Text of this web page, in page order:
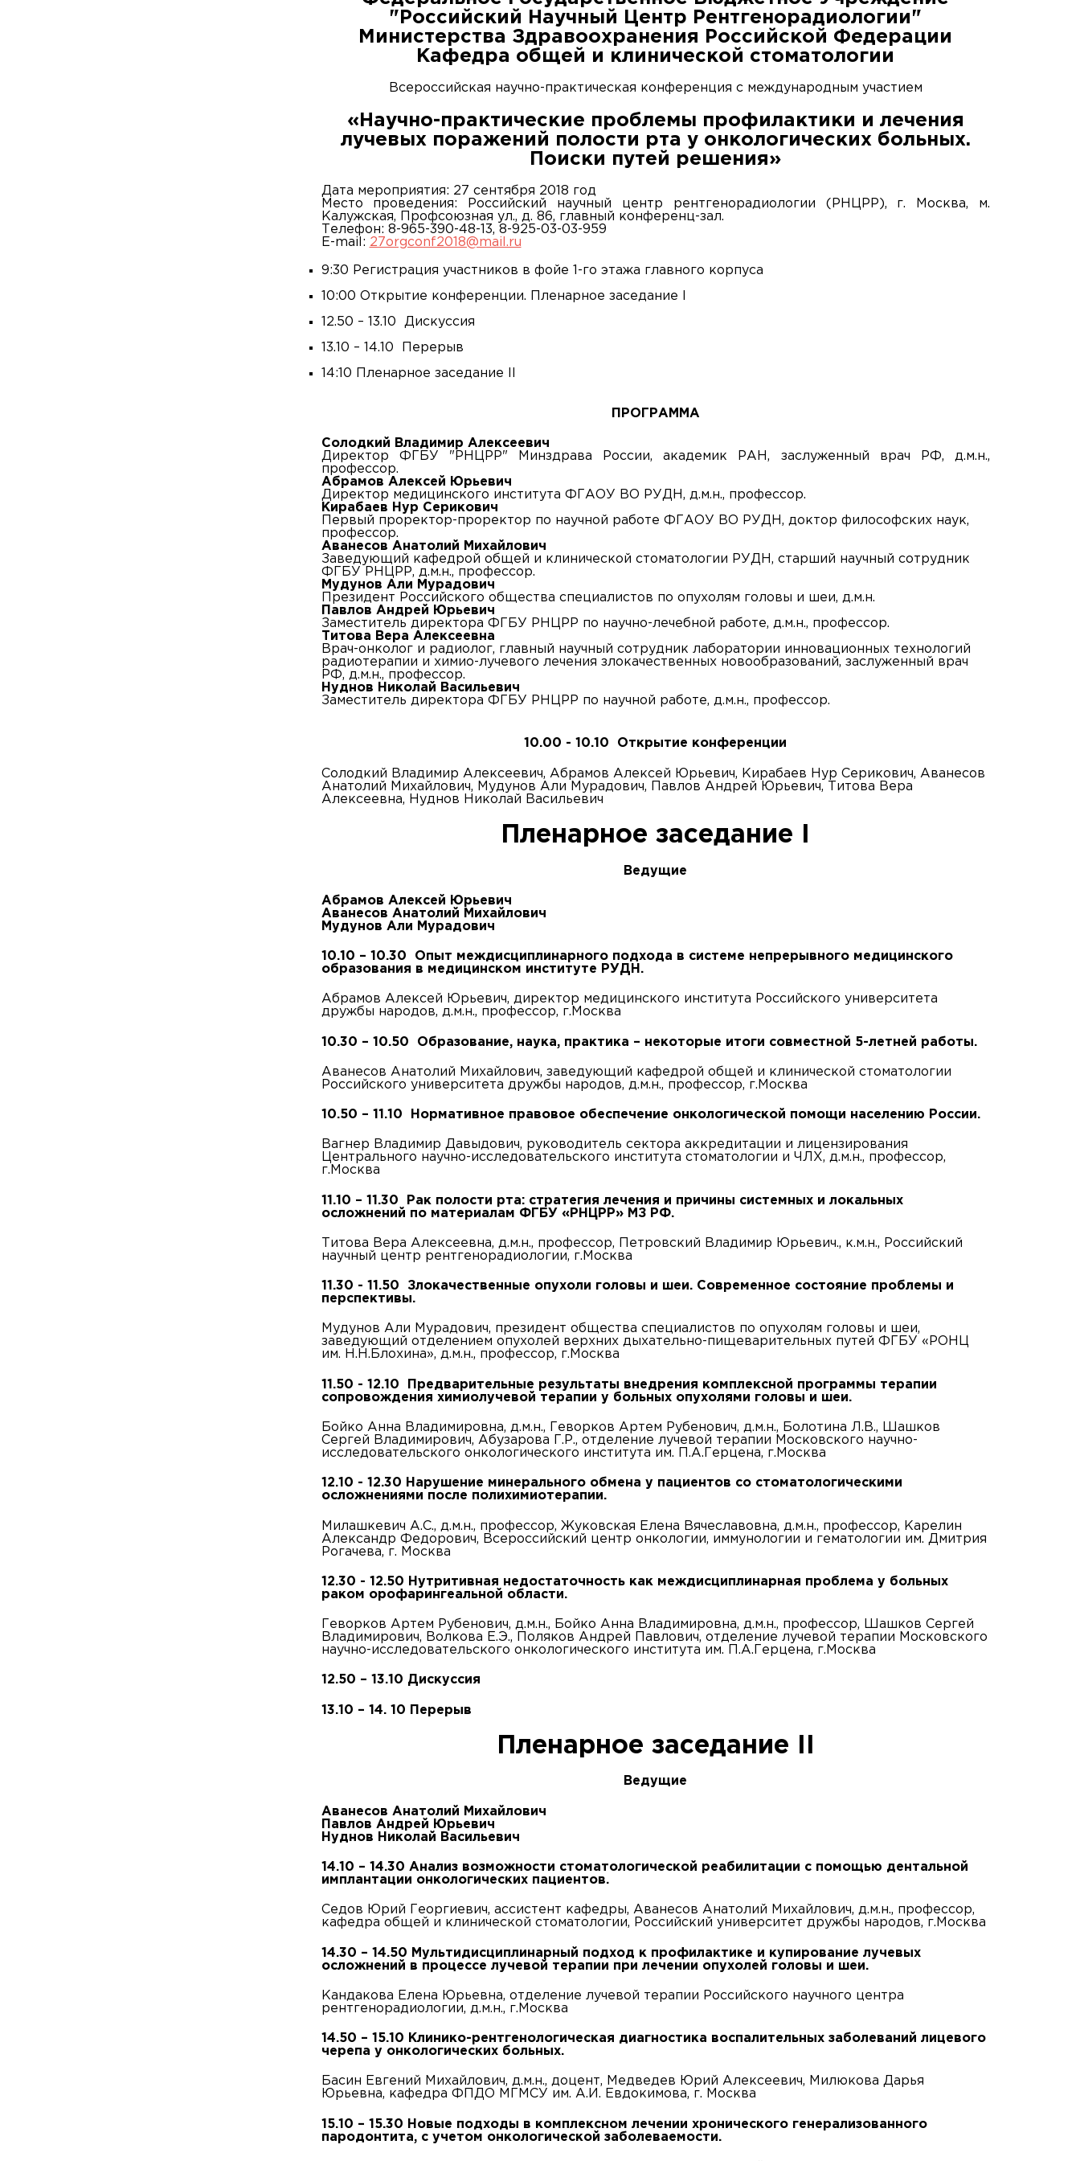
"Российский Научный Центр Рентгенорадиологии"
Министерства Здравоохранения Российской Федерации
Кафедра общей и клинической стоматологии
Всероссийская научно-практическая конференция с международным участием
«Научно-практические проблемы профилактики и лечения
лучевых поражений полости рта у онкологических больных.
Поиски путей решения»
Дата мероприятия: 27 сентября 2018 год
Место проведения: Российский научный центр рентгенорадиологии (РНЦРР), г. Москва, м.
Калужская, Профсоюзная ул., д. 86, главный конференц-зал.
Телефон: 8-965-390-48-13, 8-925-03-03-959
E-mail: 27orgconf2018@mail.ru
9:30 Регистрация участников в фойе 1-го этажа главного корпуса
10:00 Открытие конференции. Пленарное заседание I
12.50 – 13.10 Дискуссия
13.10 – 14.10 Перерыв
14:10 Пленарное заседание II
ПРОГРАММА
Солодкий Владимир Алексеевич
Директор ФГБУ "РНЦРР" Минздрава России, академик РАН, заслуженный врач РФ, д.м.н.,
профессор.
Абрамов Алексей Юрьевич
Директор медицинского института ФГАОУ ВО РУДН, д.м.н., профессор.
Кирабаев Нур Серикович
Первый проректор-проректор по научной работе ФГАОУ ВО РУДН, доктор философских наук,
профессор.
Аванесов Анатолий Михайлович
Заведующий кафедрой общей и клинической стоматологии РУДН, старший научный сотрудник
ФГБУ РНЦРР, д.м.н., профессор.
Мудунов Али Мурадович
Президент Российского общества специалистов по опухолям головы и шеи, д.м.н.
Павлов Андрей Юрьевич
Заместитель директора ФГБУ РНЦРР по научно-лечебной работе, д.м.н., профессор.
Титова Вера Алексеевна
Врач-онколог и радиолог, главный научный сотрудник лаборатории инновационных технологий
радиотерапии и химио-лучевого лечения злокачественных новообразований, заслуженный врач
РФ, д.м.н., профессор.
Нуднов Николай Васильевич
Заместитель директора ФГБУ РНЦРР по научной работе, д.м.н., профессор.
10.00 - 10.10 Открытие конференции
Солодкий Владимир Алексеевич, Абрамов Алексей Юрьевич, Кирабаев Нур Серикович, Аванесов
Анатолий Михайлович, Мудунов Али Мурадович, Павлов Андрей Юрьевич, Титова Вера
Алексеевна, Нуднов Николай Васильевич
Пленарное заседание I
Ведущие
Абрамов Алексей Юрьевич
Аванесов Анатолий Михайлович
Мудунов Али Мурадович
10.10 – 10.30 Опыт междисциплинарного подхода в системе непрерывного медицинского
образования в медицинском институте РУДН.
Абрамов Алексей Юрьевич, директор медицинского института Российского университета
дружбы народов, д.м.н., профессор, г.Москва
10.30 – 10.50 Образование, наука, практика – некоторые итоги совместной 5-летней работы.
Аванесов Анатолий Михайлович, заведующий кафедрой общей и клинической стоматологии
Российского университета дружбы народов, д.м.н., профессор, г.Москва
10.50 – 11.10 Нормативное правовое обеспечение онкологической помощи населению России.
Вагнер Владимир Давыдович, руководитель сектора аккредитации и лицензирования
Центрального научно-исследовательского института стоматологии и ЧЛХ, д.м.н., профессор,
г.Москва
11.10 – 11.30 Рак полости рта: стратегия лечения и причины системных и локальных
осложнений по материалам ФГБУ «РНЦРР» МЗ РФ.
Титова Вера Алексеевна, д.м.н., профессор, Петровский Владимир Юрьевич., к.м.н., Российский
научный центр рентгенорадиологии, г.Москва
11.30 - 11.50 Злокачественные опухоли головы и шеи. Современное состояние проблемы и
перспективы.
Мудунов Али Мурадович, президент общества специалистов по опухолям головы и шеи,
заведующий отделением опухолей верхних дыхательно-пищеварительных путей ФГБУ «РОНЦ
им. Н.Н.Блохина», д.м.н., профессор, г.Москва
11.50 - 12.10 Предварительные результаты внедрения комплексной программы терапии
сопровождения химиолучевой терапии у больных опухолями головы и шеи.
Бойко Анна Владимировна, д.м.н., Геворков Артем Рубенович, д.м.н., Болотина Л.В., Шашков
Сергей Владимирович, Абузарова Г.Р., отделение лучевой терапии Московского научно-
исследовательского онкологического института им. П.А.Герцена, г.Москва
12.10 - 12.30 Нарушение минерального обмена у пациентов со стоматологическими
осложнениями после полихимиотерапии.
Милашкевич А.С., д.м.н., профессор, Жуковская Елена Вячеславовна, д.м.н., профессор, Карелин
Александр Федорович, Всероссийский центр онкологии, иммунологии и гематологии им. Дмитрия
Рогачева, г. Москва
12.30 - 12.50 Нутритивная недостаточность как междисциплинарная проблема у больных
раком орофарингеальной области.
Геворков Артем Рубенович, д.м.н., Бойко Анна Владимировна, д.м.н., профессор, Шашков Сергей
Владимирович, Волкова Е.Э., Поляков Андрей Павлович, отделение лучевой терапии Московского
научно-исследовательского онкологического института им. П.А.Герцена, г.Москва
12.50 – 13.10 Дискуссия
13.10 – 14. 10 Перерыв
Пленарное заседание II
Ведущие
Аванесов Анатолий Михайлович
Павлов Андрей Юрьевич
Нуднов Николай Васильевич
14.10 – 14.30 Анализ возможности стоматологической реабилитации с помощью дентальной
имплантации онкологических пациентов.
Седов Юрий Георгиевич, ассистент кафедры, Аванесов Анатолий Михайлович, д.м.н., профессор,
кафедра общей и клинической стоматологии, Российский университет дружбы народов, г.Москва
14.30 – 14.50 Мультидисциплинарный подход к профилактике и купирование лучевых
осложнений в процессе лучевой терапии при лечении опухолей головы и шеи.
Кандакова Елена Юрьевна, отделение лучевой терапии Российского научного центра
рентгенорадиологии, д.м.н., г.Москва
14.50 – 15.10 Клинико-рентгенологическая диагностика воспалительных заболеваний лицевого
черепа у онкологических больных.
Басин Евгений Михайлович, д.м.н., доцент, Медведев Юрий Алексеевич, Милюкова Дарья
Юрьевна, кафедра ФПДО МГМСУ им. А.И. Евдокимова, г. Москва
15.10 – 15.30 Новые подходы в комплексном лечении хронического генерализованного
пародонтита, с учетом онкологической заболеваемости.